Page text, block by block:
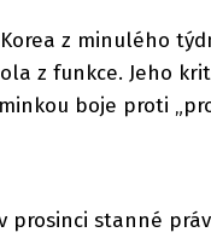
z minulého
z funkce. Jeho
boje proti
prosinci stanné